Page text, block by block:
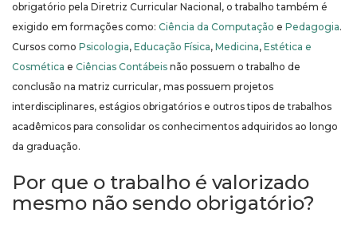
obrigatório pela Diretriz Curricular Nacional, o trabalho também é
exigido em formações como: Ciência da Computação e Pedagogia.
Cursos como Psicologia, Educação Física, Medicina, Estética e
Cosmética e Ciências Contábeis não possuem o trabalho de
conclusão na matriz curricular, mas possuem projetos
interdisciplinares, estágios obrigatórios e outros tipos de trabalhos
acadêmicos para consolidar os conhecimentos adquiridos ao longo
da graduação.
Por que o trabalho é valorizado
mesmo não sendo obrigatório?